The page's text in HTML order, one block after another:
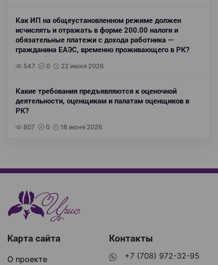
Как ИП на общеустановленном режиме должен
исчислять и отражать в форме 200.00 налоги и
обязательные платежи с дохода работника —
гражданина ЕАЭС, временно проживающего в РК?
547 0 22 июня 2026
Какие требования предъявляются к оценочной
деятельности, оценщикам и палатам оценщиков в
РК?
807 0 18 июня 2026
Карта сайта
О проекте
Контакты
+7 (708) 972-32-95